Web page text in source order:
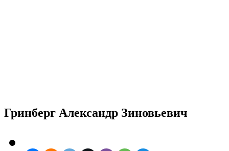
Гринберг Александр Зиновьевич